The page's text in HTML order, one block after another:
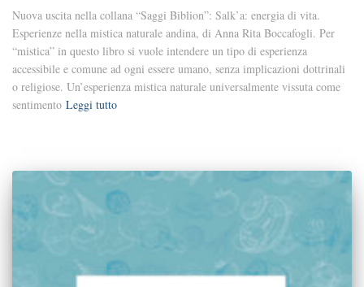
Nuova uscita nella collana “Saggi Biblion”: Salk’a: energia di vita.
Esperienze nella mistica naturale andina, di Anna Rita Boccafogli. Per
“mistica” in questo libro si vuole intendere un tipo di esperienza
accessibile e comune ad ogni essere umano, senza implicazioni dottrinali
o religiose. Un’esperienza mistica naturale universalmente vissuta come
sentimento Leggi tutto